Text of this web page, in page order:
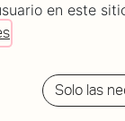
en este
Solo las